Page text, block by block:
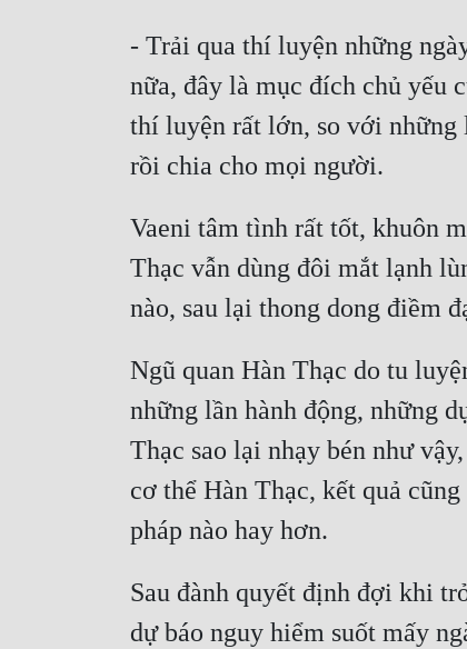
- Trải qua thí luyện những
nữa, đây là mục đích chủ yếu
thí luyện rất lớn, so với những
rồi chia cho mọi người.
Vaeni tâm tình rất tốt, khuôn
Thạc vẫn dùng đôi mắt lạnh
nào, sau lại thong dong điềm
Ngũ quan Hàn Thạc do tu
những lần hành động, những
Thạc sao lại nhạy bén như
cơ thể Hàn Thạc, kết quả
pháp nào hay hơn.
Sau đành quyết định đợi khi
dự báo nguy hiểm suốt mấy